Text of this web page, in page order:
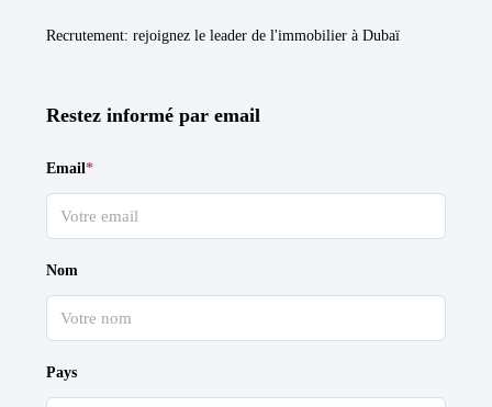
Recrutement: rejoignez le leader de l'immobilier à Dubaï
Restez informé par email
Email*
Nom
Pays